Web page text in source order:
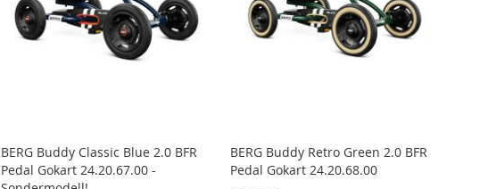
BERG Buddy Classic Blue 2.0 BFR
Pedal Gokart 24.20.67.00 -
BERG Buddy Retro Green 2.0 BFR
Pedal Gokart 24.20.68.00